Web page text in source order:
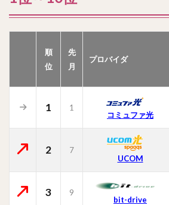
順
位
先
月
プロバイダ
1 1
コミュファ光
2
7
UCOM
3 9
bit-drive